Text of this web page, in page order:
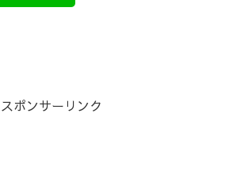
スポンサーリンク